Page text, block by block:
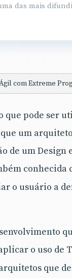
das mais
com Extreme
que pode ser
um
de um
conhecida
o usuário a
o uso de
que